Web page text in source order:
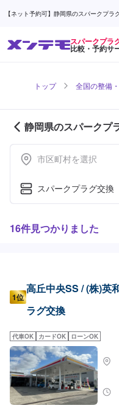
【ネット予約可】静岡県のスパークプ
スパークプラ
比較・予約サ
トップ 全国の整備
静岡県のスパークプ
紹介 (1ページ目)
市区町村を選択
スパークプラグ交換
16件見つかりました
1位
高丘中央SS / (株)英
ラグ交換
代車OK カードOK ローンOK